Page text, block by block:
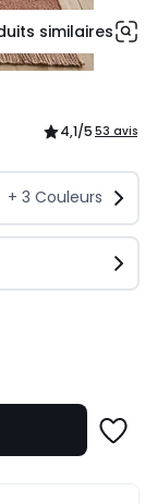
similaires
4,1/5 53 avis
+ 3 Couleurs